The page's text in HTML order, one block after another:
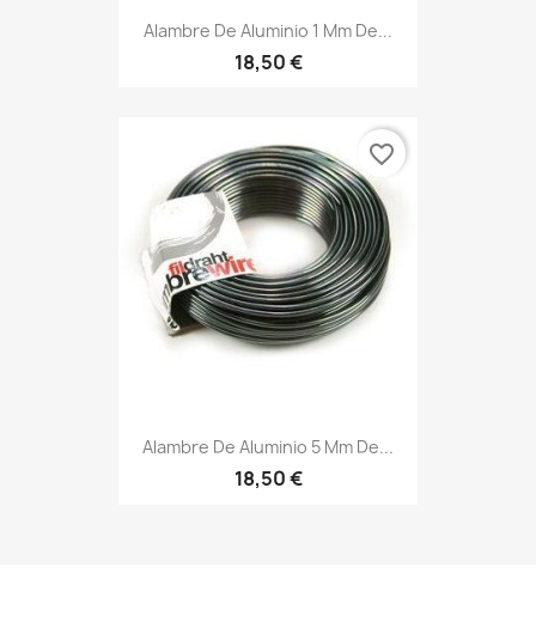
Alambre De Aluminio 1 Mm De...
18,50 €
Alambre De Aluminio 5 Mm De...
18,50 €
favorite_border